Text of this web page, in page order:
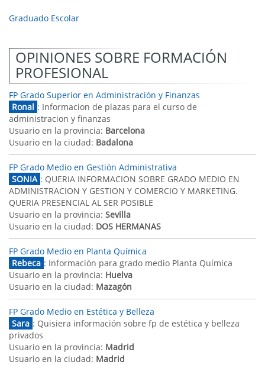
Graduado Escolar
OPINIONES SOBRE FORMACIÓN
PROFESIONAL
FP Grado Superior en Administración y Finanzas
Ronal : Informacion de plazas para el curso de
administracion y finanzas
Usuario en la provincia: Barcelona
Usuario en la ciudad: Badalona
FP Grado Medio en Gestión Administrativa
SONIA : QUERIA INFORMACION SOBRE GRADO MEDIO EN
ADMINISTRACION Y GESTION Y COMERCIO Y MARKETING.
QUERIA PRESENCIAL AL SER POSIBLE
Usuario en la provincia: Sevilla
Usuario en la ciudad: DOS HERMANAS
FP Grado Medio en Planta Química
Rebeca : Información para grado medio Planta Química
Usuario en la provincia: Huelva
Usuario en la ciudad: Mazagón
FP Grado Medio en Estética y Belleza
Sara : Quisiera información sobre fp de estética y belleza
privados
Usuario en la provincia: Madrid
Usuario en la ciudad: Madrid